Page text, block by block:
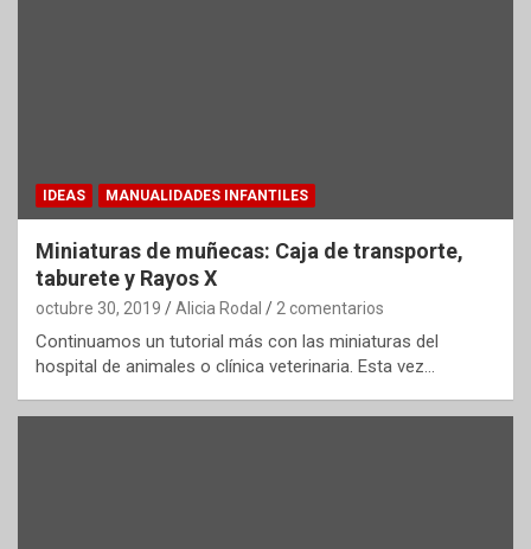
IDEAS MANUALIDADES INFANTILES
Miniaturas de muñecas: Caja de transporte,
taburete y Rayos X
octubre 30, 2019 Alicia Rodal 2 comentarios
Continuamos un tutorial más con las miniaturas del
hospital de animales o clínica veterinaria. Esta vez…